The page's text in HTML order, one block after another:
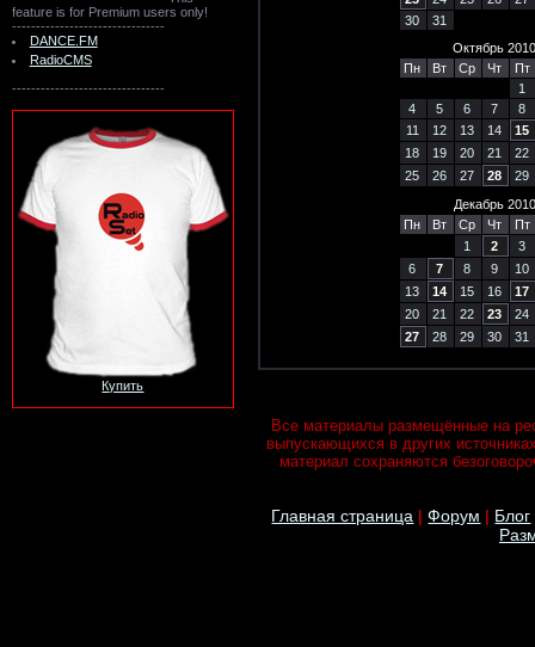
feature is for Premium users only!
--------------------------------
DANCE.FM
RadioCMS
--------------------------------
Купить
30
31
Октябрь
Пн
Вт Ср Чт
Пт
1
4
5 6 7
8
11
12 13 14
15
18
19 20 21
22
25
26 27 28
29
Декабрь 2010
Пн
Вт Ср Чт
Пт
1
2
3
6
7 8 9
10
13
14 15 16
17
20
21 22 23
24
27
28 29 30 31
Все материалы размещённые на
выпускающихся в других
материал сохраняются
Главная страница |Форум | Блог